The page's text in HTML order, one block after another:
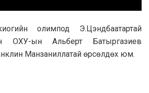
олимпод Э.Цэндбаатартай
ОХУ-ын Альберт Батыргазиев
Манзаниллатай өрсөлдөх юм.